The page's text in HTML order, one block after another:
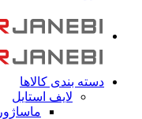
دسته بندی کالاها
لایف استایل
ماساژور